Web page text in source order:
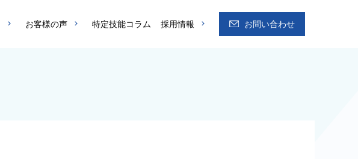
お客様の声 特定技能コラム 採用情報 お問い合わせ